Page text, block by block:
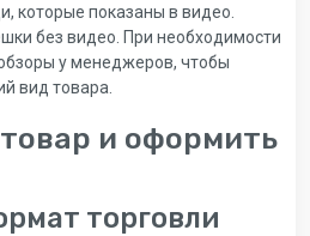
которые показаны в видео.
без видео. При необходимости
у менеджеров, чтобы
вид товара.
и оформить
торговли